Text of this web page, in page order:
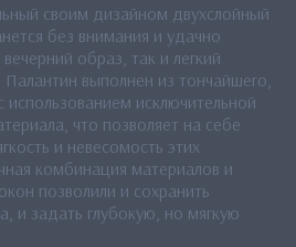
своим дизайном двухслойный
без внимания и удачно
образ, так и легкий
выполнен из тончайшего,
исключительной
что позволяет на себе
и невесомость этих
комбинация материалов и
позволили и сохранить
и задать глубокую, но мягкую